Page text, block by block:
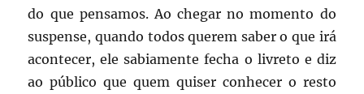
do que pensamos. Ao chegar no momento do
suspense, quando todos querem saber o que irá
acontecer, ele sabiamente fecha o livreto e diz
ao público que quem quiser conhecer o resto